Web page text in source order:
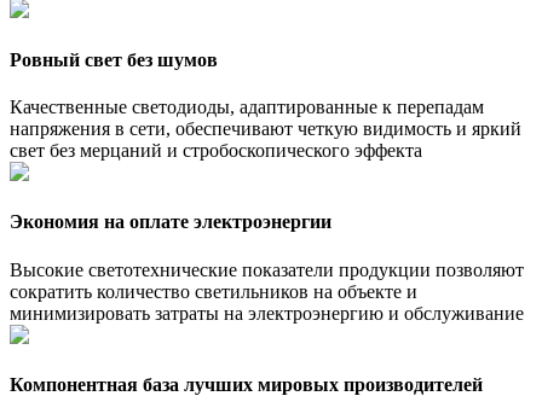
Ровный свет без шумов
Качественные светодиоды, адаптированные к перепадам
напряжения в сети, обеспечивают четкую видимость и яркий
свет без мерцаний и стробоскопического эффекта
Экономия на оплате электроэнергии
Высокие светотехнические показатели продукции позволяют
сократить количество светильников на объекте и
минимизировать затраты на электроэнергию и обслуживание
Компонентная база лучших мировых производителей